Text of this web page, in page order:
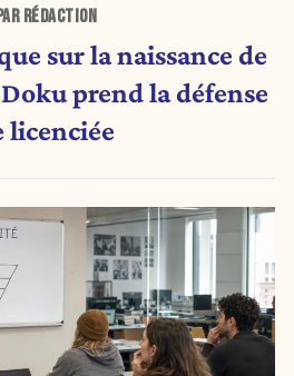
RÉDACTION
sur la naissance de
prend la défense
licenciée